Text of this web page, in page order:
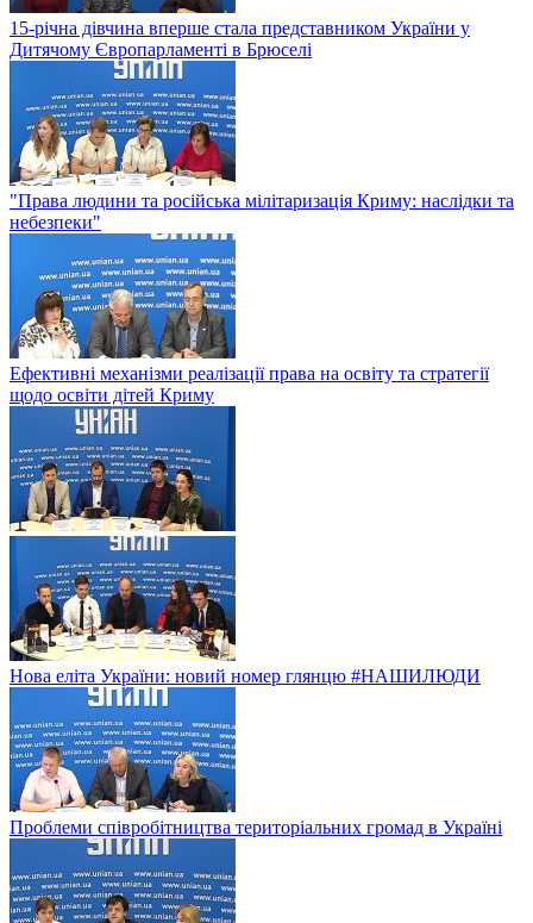
15-річна дівчина вперше стала представником України у
Дитячому Європарламенті в Брюселі
"Права людини та російська мілітаризація Криму: наслідки та
небезпеки"
Ефективні механізми реалізації права на освіту та стратегії
щодо освіти дітей Криму
Нова еліта України: новий номер глянцю #НАШИЛЮДИ
Проблеми співробітництва територіальних громад в Україні